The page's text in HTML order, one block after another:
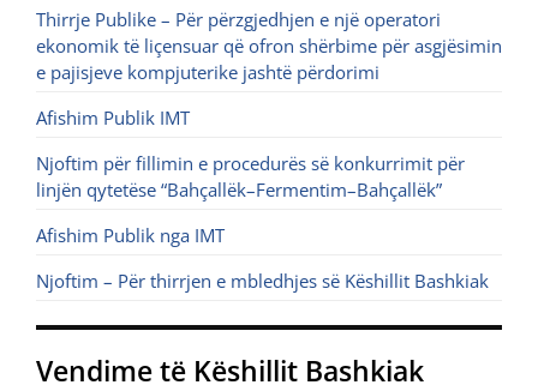
Thirrje Publike – Për përzgjedhjen e një operatori
ekonomik të liçensuar që ofron shërbime për asgjësimin
e pajisjeve kompjuterike jashtë përdorimi
Afishim Publik IMT
Njoftim për fillimin e procedurës së konkurrimit për
linjën qytetëse “Bahçallëk–Fermentim–Bahçallëk”
Afishim Publik nga IMT
Njoftim – Për thirrjen e mbledhjes së Këshillit Bashkiak
Vendime të Këshillit Bashkiak